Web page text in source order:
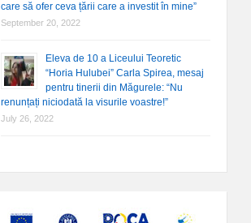
care să ofer ceva țării care a investit în mine”
September 20, 2022
Eleva de 10 a Liceului Teoretic
“Horia Hulubei” Carla Spirea, mesaj
pentru tinerii din Măgurele: “Nu
renunțați niciodată la visurile voastre!”
July 26, 2022